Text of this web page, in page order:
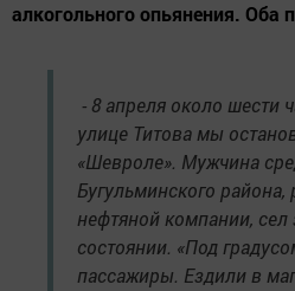
алкогольного опьянения. Оба
- 8 апреля около шести
улице Титова мы
«Шевроле». Мужчина
Бугульминского
нефтяной компании, сел
состоянии. «Под
пассажиры. Ездили в